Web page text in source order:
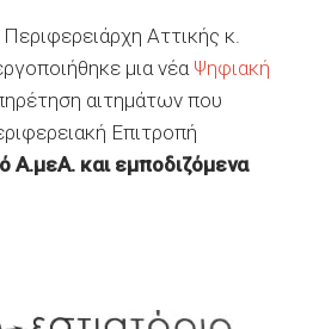
Αττικής κ.
μια νέαΨηφιακή
αιτημάτων που
Επιτροπή
Α.μεΑ. και εμποδιζόμενα